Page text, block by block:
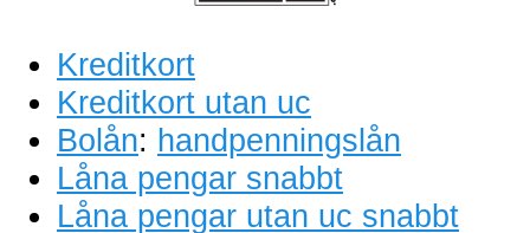
Kreditkort
Kreditkort utan uc
Bolån: handpenningslån
Låna pengar snabbt
Låna pengar utan uc snabbt